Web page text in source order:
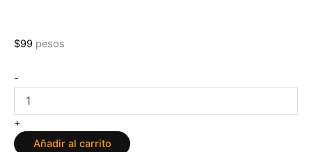
$99 pesos
-
legado
de
la
Reina
Cuervo
+
Añadir al carrito